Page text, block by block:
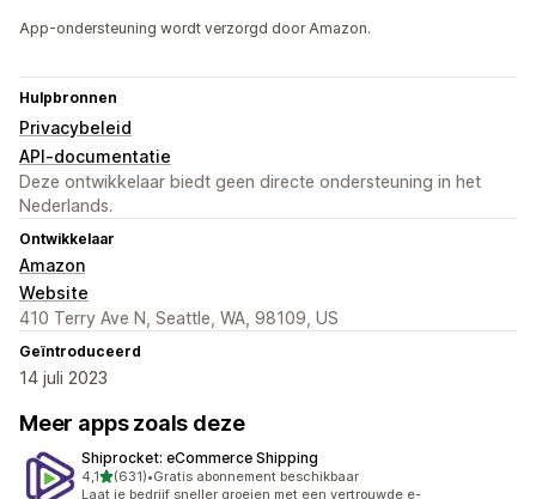
App-ondersteuning wordt verzorgd door Amazon.
Hulpbronnen
Privacybeleid
API-documentatie
Deze ontwikkelaar biedt geen directe ondersteuning in het
Nederlands.
Ontwikkelaar
Amazon
Website
410 Terry Ave N, Seattle, WA, 98109, US
Geïntroduceerd
14 juli 2023
Meer apps zoals deze
Shiprocket: eCommerce Shipping
4,1van 5 sterren
(631)
631 recensies in totaal
•Gratis abonnement beschikbaar
Laat je bedrijf sneller groeien met een vertrouwde e-